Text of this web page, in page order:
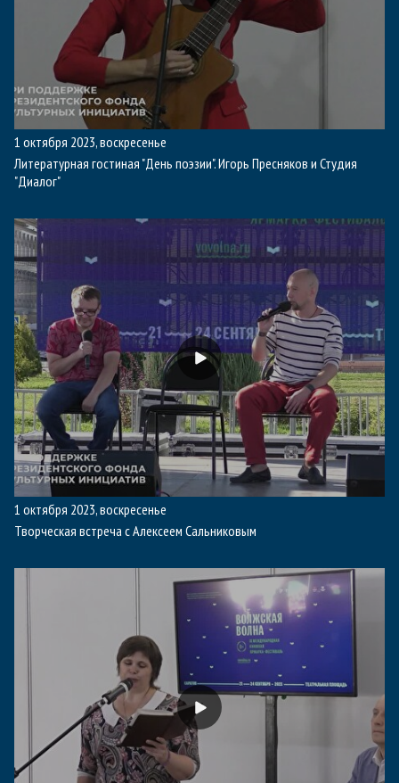
1 октября 2023, воскресенье
Литературная гостиная "День поэзии". Игорь Пресняков и Студия
"Диалог"
1 октября 2023, воскресенье
Творческая встреча с Алексеем Сальниковым